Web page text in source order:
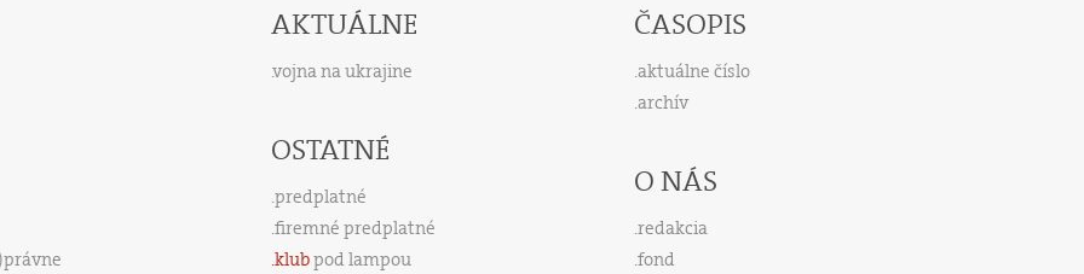
AKTUÁLNE
vojna na ukrajine
OSTATNÉ
predplatné
firemné predplatné
klubpod lampou
ČASOPIS
aktuálne číslo
archív
O NÁS
redakcia
fond